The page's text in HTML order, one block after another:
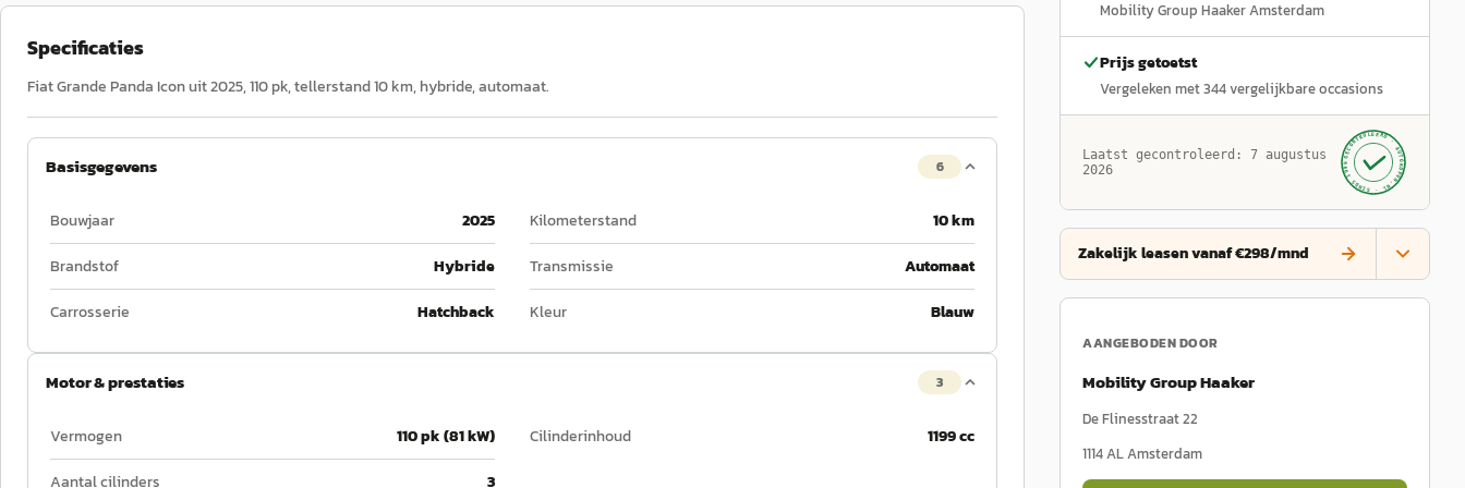
Specificaties
Fiat Grande Panda Icon uit 2025, 110 pk, tellerstand 10 km, hybride, automaat.
Basisgegevens 6
Bouwjaar 2025 Kilometerstand
10 km
Brandstof
Hybride Transmissie
Automaat
Carrosserie
Hatchback Kleur Blauw
Motor & prestaties 3
Vermogen 110 pk (81 kW) Cilinderinhoud
1199 cc
Aantal cilinders
3
Mobility Group Haaker Amsterdam
Prijs getoetst
Vergeleken met344vergelijkbare occasions
Laatst gecontroleerd: 7 augustus
2026
GECONTROLEERD ·
AUTOKOPEN.NL
· SINDS 1999 ·
Zakelijk leasen vanaf €298/mnd
AANGEBODEN DOOR
Mobility Group Haaker
De Flinesstraat 22
1114 ALAmsterdam